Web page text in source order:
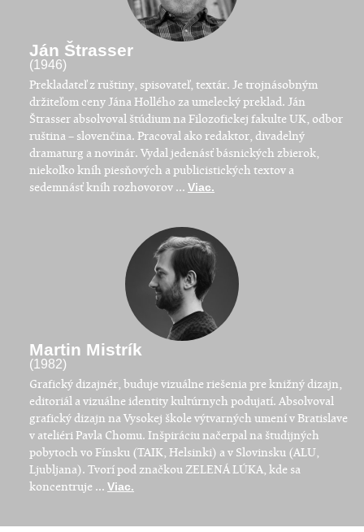
Ján Štrasser
(1946)
Prekladateľ z ruštiny, spisovateľ, textár. Je trojnásobným
držiteľom ceny Jána Hollého za umelecký preklad. Ján
Štrasser absolvoval štúdium na Filozofickej fakulte UK, odbor
ruština – slovenčina. Pracoval ako redaktor, divadelný
dramaturg a novinár. Vydal jedenásť básnických zbierok,
niekoľko kníh piesňových a publicistických textov a
sedemnásť kníh rozhovorov ...Viac.
Martin Mistrík
(1982)
Grafický dizajnér, buduje vizuálne riešenia pre knižný dizajn,
editoriál a vizuálne identity kultúrnych podujatí. Absolvoval
grafický dizajn na Vysokej škole výtvarných umení v Bratislave
v ateliéri Pavla Chomu. Inšpiráciu načerpal na študijných
pobytoch vo Fínsku (TAIK, Helsinki) a v Slovinsku (ALU,
Ljubljana). Tvorí pod značkou ZELENÁ LÚKA, kde sa
koncentruje ...Viac.